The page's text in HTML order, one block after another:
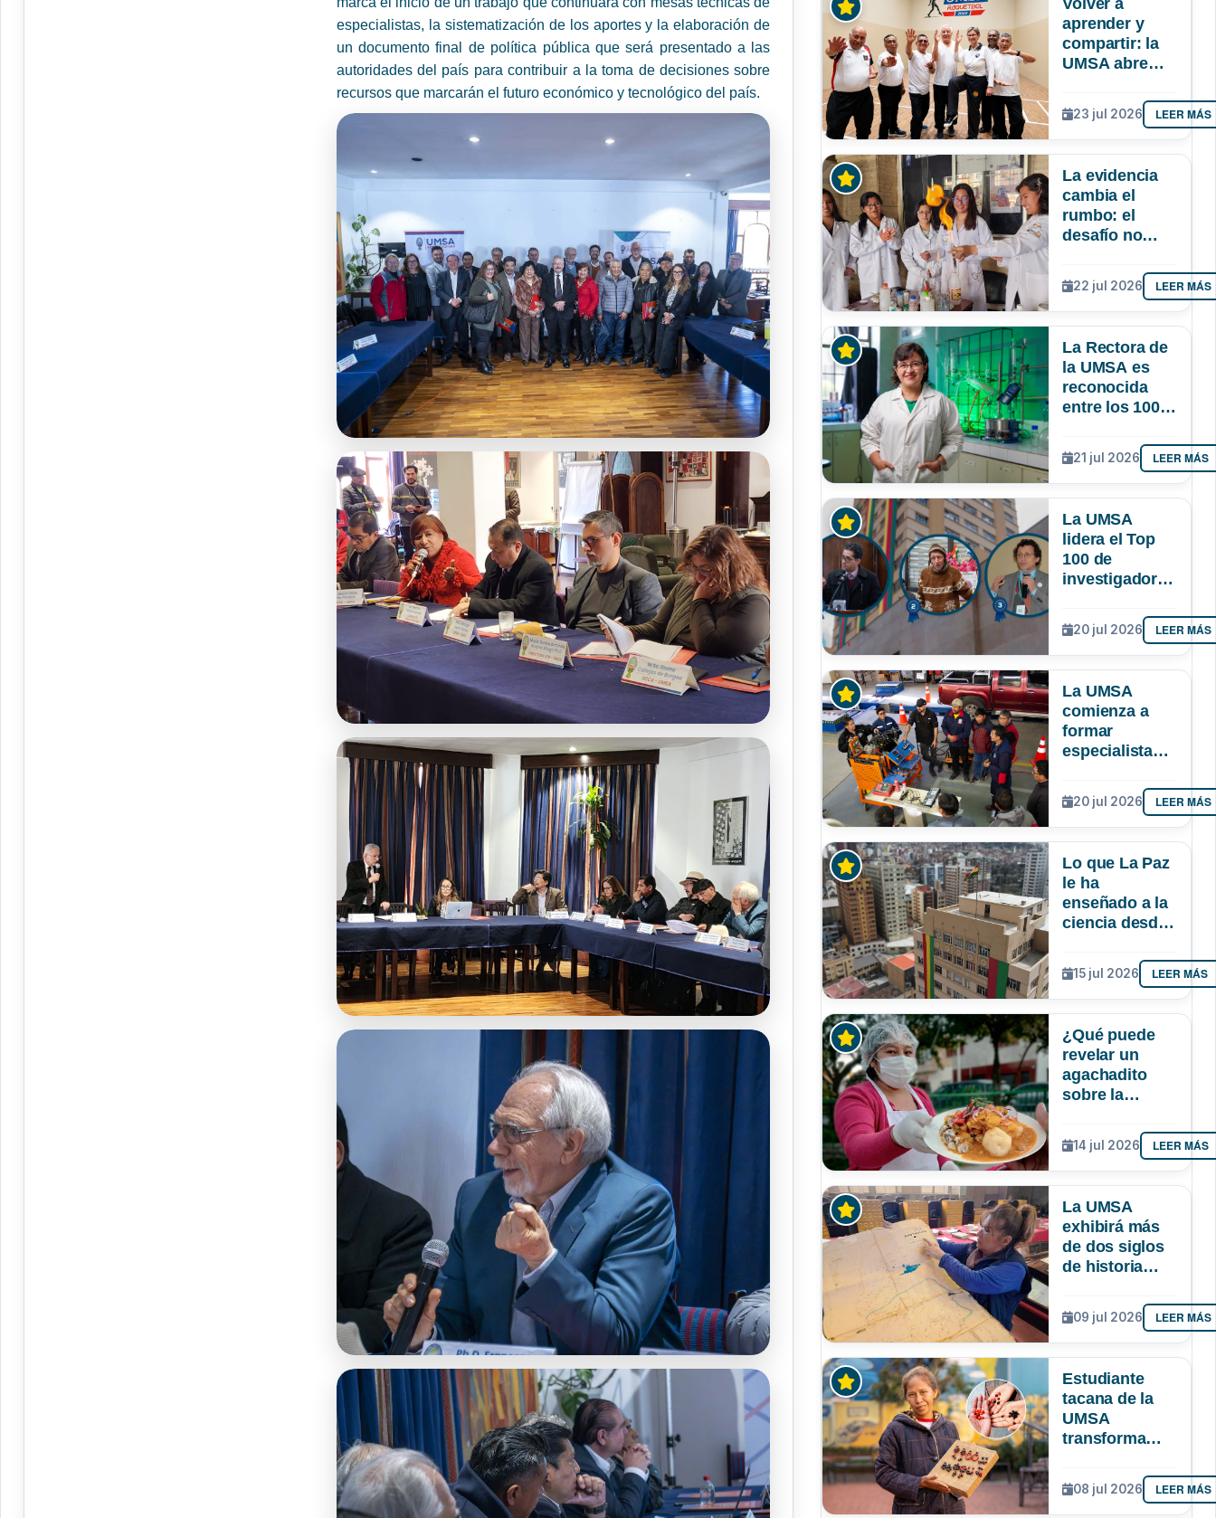
especialistas, la sistematización de los aportes y la elaboración de
un documento final de política pública que será presentado a las
autoridades del país para contribuir a la toma de decisiones sobre
recursos que marcarán el futuro económico y tecnológico del país.
aprender y
compartir: la
UMSA abre
para adultos
mayores
23 jul 2026 LEER MÁS
La evidencia
cambia el
rumbo: el
desafío no
más niñas a la
ciencia, sino
lograr que
y lideren
22 jul 2026 LEER MÁS
La Rectora de
la UMSA es
reconocida
entre los 100
destacados de
Bolivia
21 jul 2026 LEER MÁS
La UMSA
lidera el Top
100 de
investigadores
científico de
Bolivia
20 jul 2026 LEER MÁS
La UMSA
comienza a
formar
especialistas
de vehículos
afectados por
la gasolina de
20 jul 2026 LEER MÁS
Lo que La Paz
le ha
enseñado a la
ciencia desde
15 jul 2026 LEER MÁS
¿Qué puede
revelar un
agachadito
sobre la
paceña? Un
estudio
sociológico de
la respuesta
14 jul 2026 LEER MÁS
La UMSA
exhibirá más
de dos siglos
de historia
Larga Noche
de Museos
09 jul 2026 LEER MÁS
Estudiante
tacana de la
UMSA
transforma
amazónicas en
artesanías
08 jul 2026 LEER MÁS